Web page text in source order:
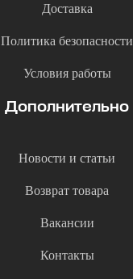
Доставка
Политика безопасности
Условия работы
Дополнительно
Новости и статьи
Возврат товара
Вакансии
Контакты